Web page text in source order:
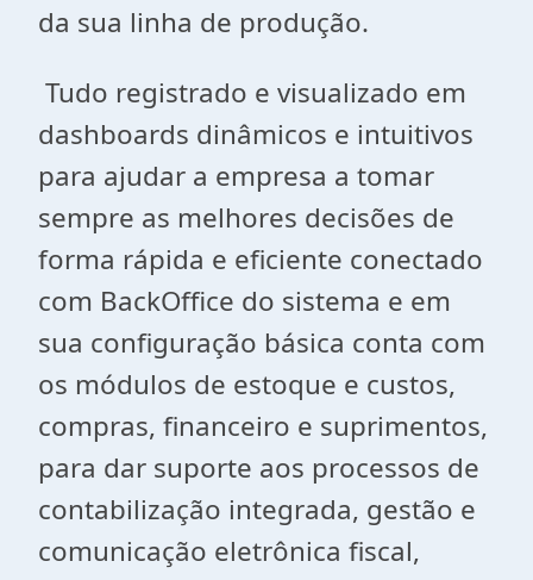
da sua linha de produção.
Tudo registrado e visualizado em
dashboards dinâmicos e intuitivos
para ajudar a empresa a tomar
sempre as melhores decisões de
forma rápida e eficiente conectado
com BackOffice do sistema e em
sua configuração básica conta com
os módulos de estoque e custos,
compras, financeiro e suprimentos,
para dar suporte aos processos de
contabilização integrada, gestão e
comunicação eletrônica fiscal,